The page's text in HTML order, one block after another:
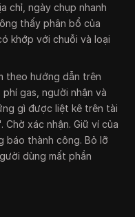
chỉ, ngày chụp nhanh
thấy phân bổ của
khớp với chuỗi và loại
theo hướng dẫn trên
gas, người nhận và
gì được liệt kê trên tài
Chờ xác nhận. Giữ ví của
báo thành công. Bỏ lỡ
dùng mất phần